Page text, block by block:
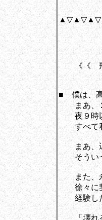
《《 飛
■ 僕は、高
まあ、２
夜９時以
すべて私
まあ、遅
そういう
また、永
徐々に契
経験した
「壊れる